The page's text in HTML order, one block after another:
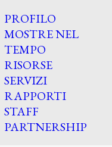
PROFILO
MOSTRE NEL
TEMPO
RISORSE
SERVIZI
RAPPORTI
STAFF
PARTNERSHIP